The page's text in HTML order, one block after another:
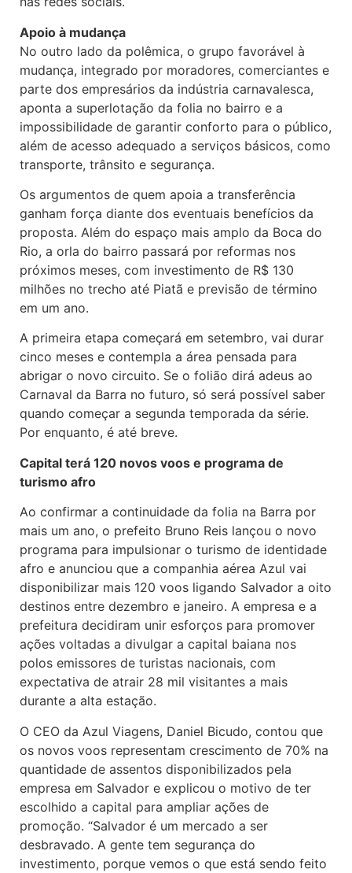
Apoio à mudança
No outro lado da polêmica, o grupo favorável à
mudança, integrado por moradores, comerciantes e
parte dos empresários da indústria carnavalesca,
aponta a superlotação da folia no bairro e a
impossibilidade de garantir conforto para o público,
além de acesso adequado a serviços básicos, como
transporte, trânsito e segurança.
Os argumentos de quem apoia a transferência
ganham força diante dos eventuais benefícios da
proposta. Além do espaço mais amplo da Boca do
Rio, a orla do bairro passará por reformas nos
próximos meses, com investimento de R$ 130
milhões no trecho até Piatã e previsão de término
em um ano.
A primeira etapa começará em setembro, vai durar
cinco meses e contempla a área pensada para
abrigar o novo circuito. Se o folião dirá adeus ao
Carnaval da Barra no futuro, só será possível saber
quando começar a segunda temporada da série.
Por enquanto, é até breve.
Capital terá 120 novos voos e programa de
turismo afro
Ao confirmar a continuidade da folia na Barra por
mais um ano, o prefeito Bruno Reis lançou o novo
programa para impulsionar o turismo de identidade
afro e anunciou que a companhia aérea Azul vai
disponibilizar mais 120 voos ligando Salvador a oito
destinos entre dezembro e janeiro. A empresa e a
prefeitura decidiram unir esforços para promover
ações voltadas a divulgar a capital baiana nos
polos emissores de turistas nacionais, com
expectativa de atrair 28 mil visitantes a mais
durante a alta estação.
O CEO da Azul Viagens, Daniel Bicudo, contou que
os novos voos representam crescimento de 70% na
quantidade de assentos disponibilizados pela
empresa em Salvador e explicou o motivo de ter
escolhido a capital para ampliar ações de
promoção. “Salvador é um mercado a ser
desbravado. A gente tem segurança do
investimento, porque vemos o que está sendo feito